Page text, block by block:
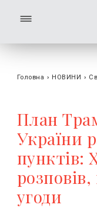
Головна › НОВИНИ ›
План
України
пунктів:
угоди